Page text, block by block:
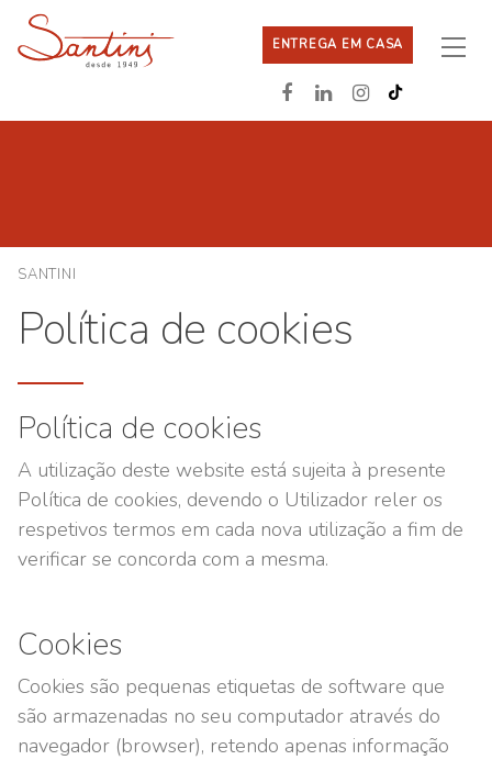
ENTREGA EM CASA
SANTINI
Política de cookies
Política de cookies
A utilização deste website está sujeita à presente
Política de cookies, devendo o Utilizador reler os
respetivos termos em cada nova utilização a fim de
verificar se concorda com a mesma.
Cookies
Cookies são pequenas etiquetas de software que
são armazenadas no seu computador através do
navegador (browser), retendo apenas informação